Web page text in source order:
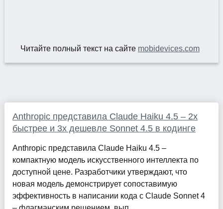
Читайте полный текст на сайте mobidevices.com
Anthropic представила Claude Haiku 4.5 – 2x
быстрее и 3x дешевле Sonnet 4.5 в кодинге
Anthropic представила Claude Haiku 4.5 –
компактную модель искусственного интеллекта по
доступной цене. Разработчики утверждают, что
новая модель демонстрирует сопоставимую
эффективность в написании кода с Claude Sonnet 4